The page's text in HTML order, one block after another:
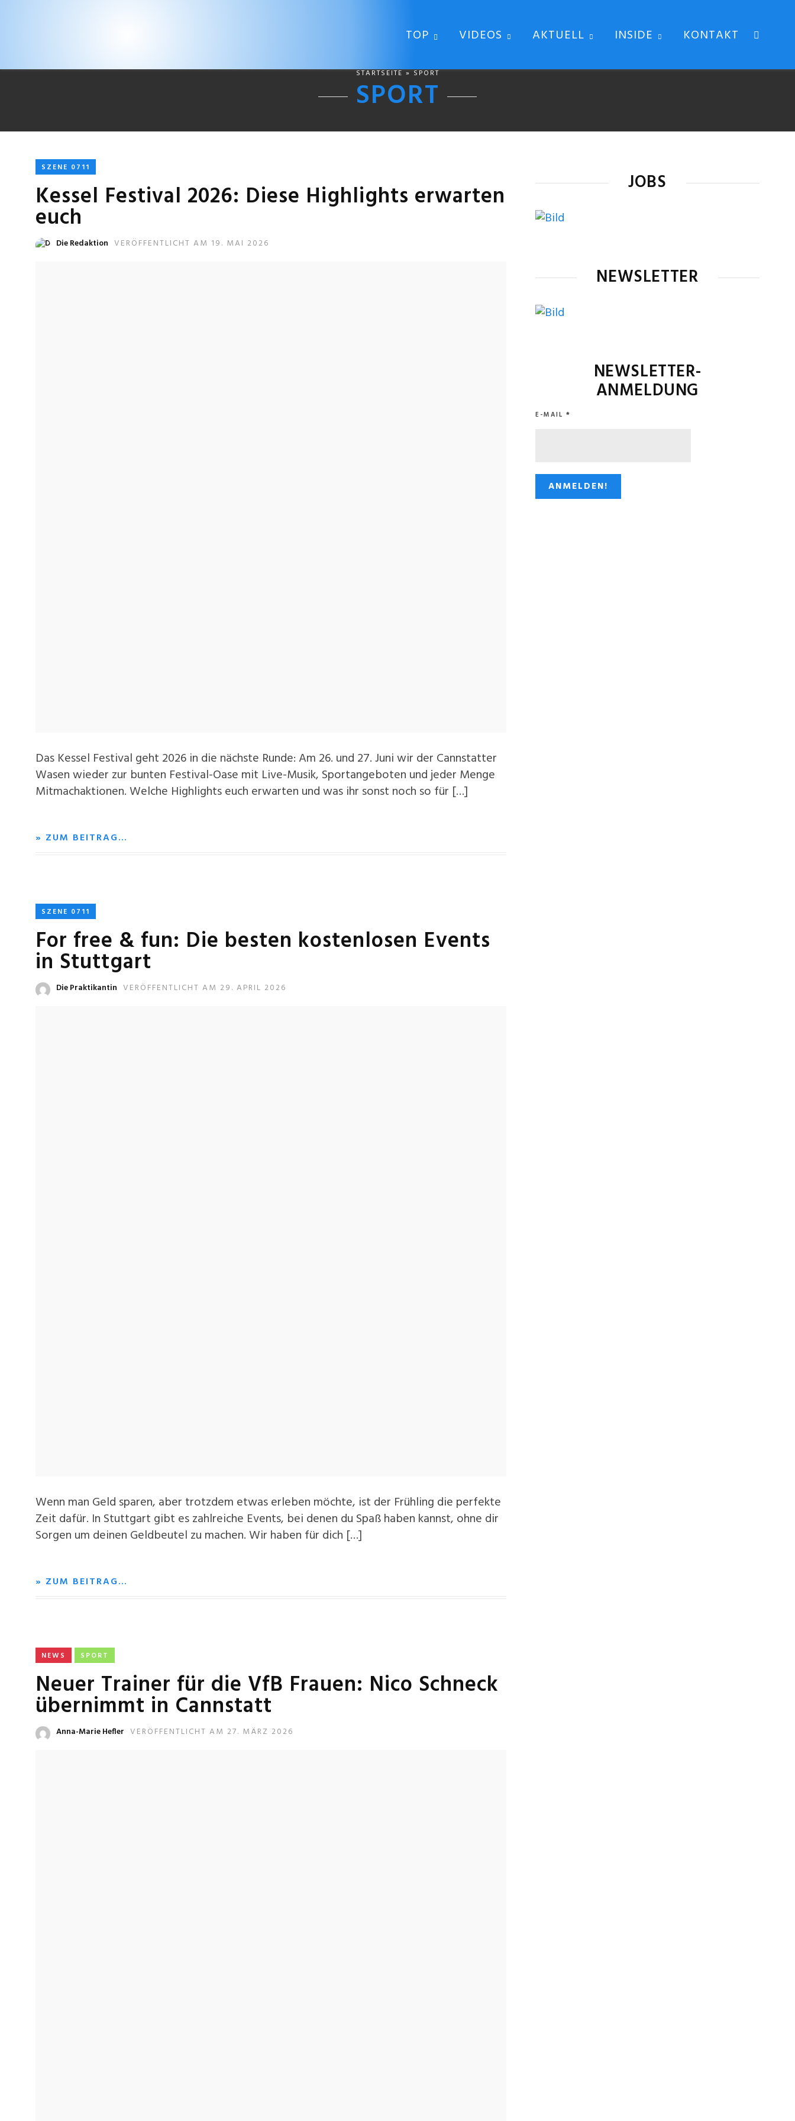
TOP VIDEOS AKTUELL INSIDE KONTAKT
STARTSEITE » SPORT
SPORT
SZENE 0711
Kessel Festival 2026: Diese Highlights erwarten
euch
Die Redaktion VERÖFFENTLICHT AM 19. MAI 2026
Das Kessel Festival geht 2026 in die nächste Runde: Am 26. und 27. Juni wir der Cannstatter
Wasen wieder zur bunten Festival-Oase mit Live-Musik, Sportangeboten und jeder Menge
Mitmachaktionen. Welche Highlights euch erwarten und was ihr sonst noch so für […]
» ZUM BEITRAG…
SZENE 0711
For free & fun: Die besten kostenlosen Events
in Stuttgart
Die Praktikantin VERÖFFENTLICHT AM 29. APRIL 2026
Wenn man Geld sparen, aber trotzdem etwas erleben möchte, ist der Frühling die perfekte
Zeit dafür. In Stuttgart gibt es zahlreiche Events, bei denen du Spaß haben kannst, ohne dir
Sorgen um deinen Geldbeutel zu machen. Wir haben für dich […]
» ZUM BEITRAG…
NEWS SPORT
Neuer Trainer für die VfB Frauen: Nico Schneck
übernimmt in Cannstatt
Anna-Marie Hefler VERÖFFENTLICHT AM 27. MÄRZ 2026
JOBS
NEWSLETTER
NEWSLETTER-
ANMELDUNG
E-MAIL *